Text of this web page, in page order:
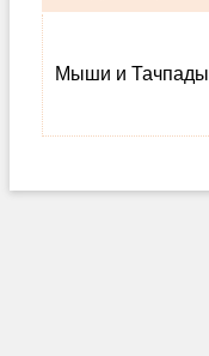
Мыши и Тачпады